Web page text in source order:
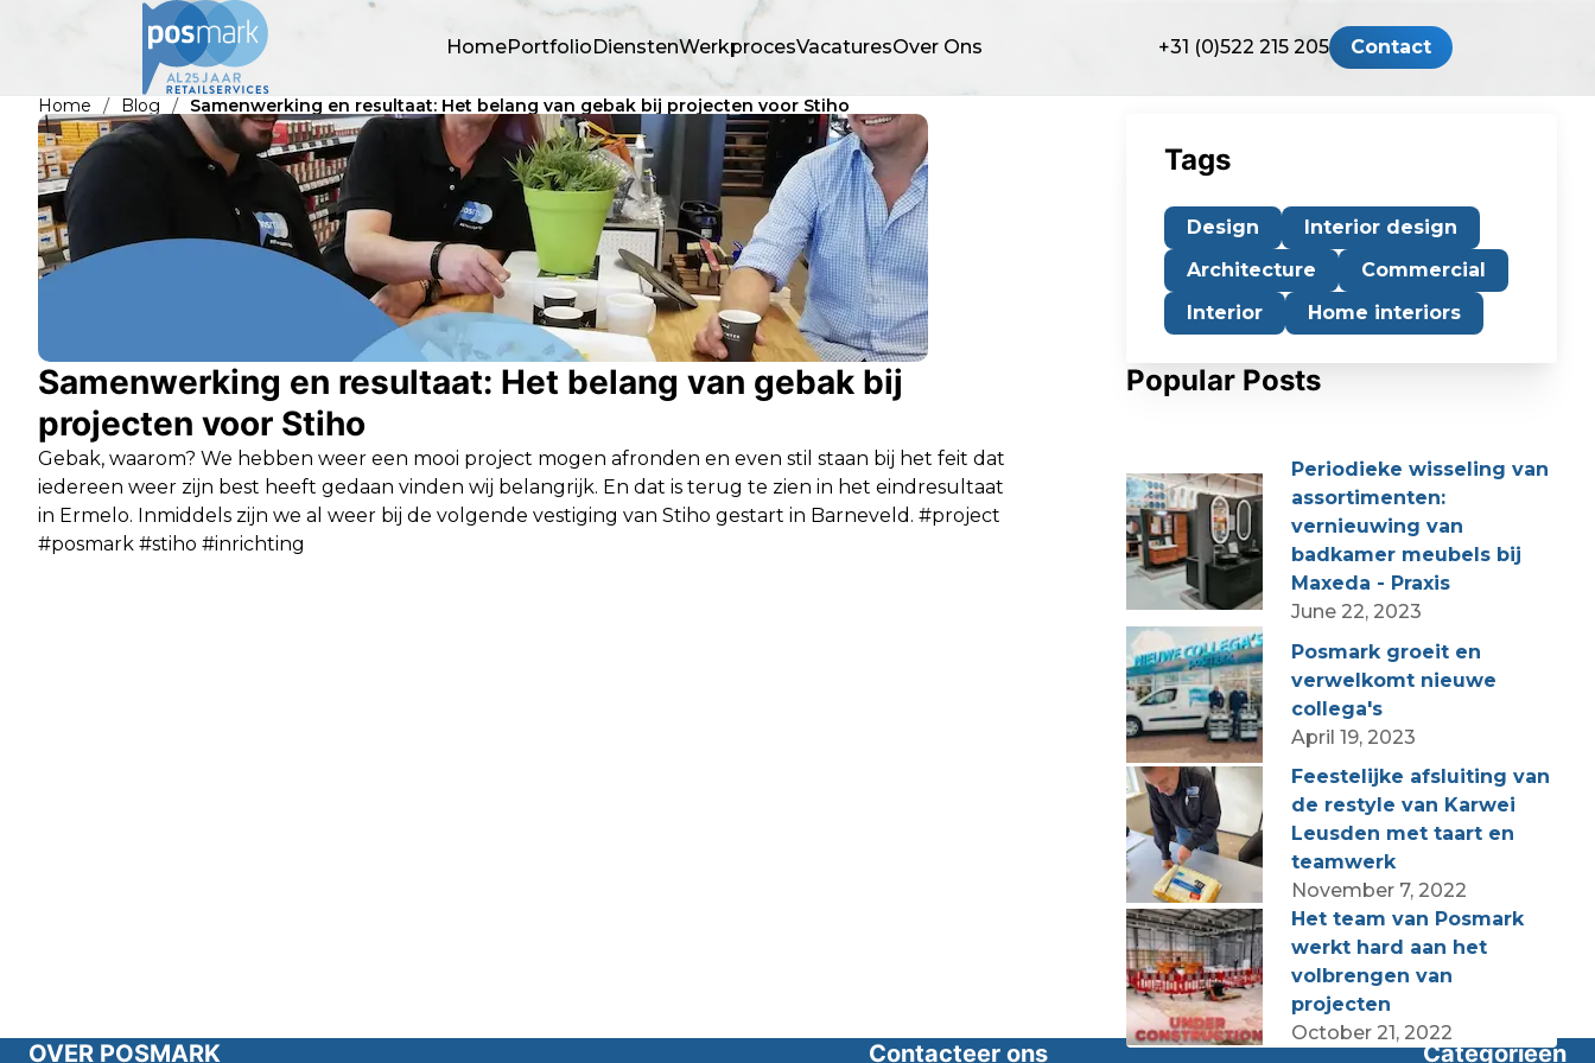
HomePortfolioDienstenWerkprocesVacaturesOver Ons +31 (0)522 215 205 Contact
Home / Blog / Samenwerking en resultaat: Het belang van gebak bij projecten voor Stiho
Samenwerking en resultaat: Het belang van gebak bij
projecten voor Stiho
Gebak, waarom? We hebben weer een mooi project mogen afronden en even stil staan bij het feit dat
iedereen weer zijn best heeft gedaan vinden wij belangrijk. En dat is terug te zien in het eindresultaat
in Ermelo. Inmiddels zijn we al weer bij de volgende vestiging van Stiho gestart in Barneveld. #project
#posmark #stiho #inrichting
Tags
Design
Interior design
Architecture
Commercial
Interior
Home interiors
Popular Posts
Periodieke wisseling van
assortimenten:
vernieuwing van
badkamer meubels bij
Maxeda - Praxis
June 22, 2023
Posmark groeit en
verwelkomt nieuwe
collega's
April 19, 2023
Feestelijke afsluiting van
de restyle van Karwei
Leusden met taart en
teamwerk
November 7, 2022
Het team van Posmark
werkt hard aan het
volbrengen van
projecten
October 21, 2022
OVER POSMARK Contacteer ons Categorieën